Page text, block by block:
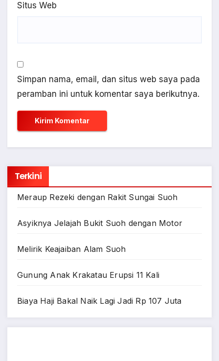
Situs Web
Simpan nama, email, dan situs web saya pada
peramban ini untuk komentar saya berikutnya.
Terkini
Meraup Rezeki dengan Rakit Sungai Suoh
Asyiknya Jelajah Bukit Suoh dengan Motor
Melirik Keajaiban Alam Suoh
Gunung Anak Krakatau Erupsi 11 Kali
Biaya Haji Bakal Naik Lagi Jadi Rp 107 Juta